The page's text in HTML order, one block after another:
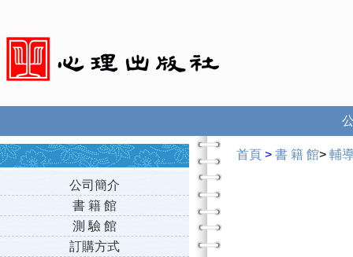
公司簡介
書 籍 館
測 驗 館
訂購方式
首頁 > 書 籍 館> 輔